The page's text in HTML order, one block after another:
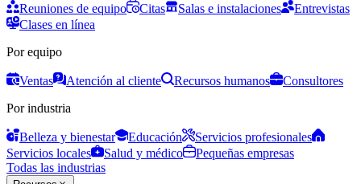
Reuniones de equipo Citas Salas e instalaciones
Entrevistas
Clases en línea
Por equipo
Ventas Atención al cliente Recursos humanos
Consultores
Por industria
Belleza y bienestar Educación
Servicios profesionales
Servicios locales
Salud y médico
Pequeñas empresas
Todas las industrias